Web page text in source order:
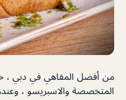
من أفضل المقاهي في دبي ،
المتخصصة والاسبريسو ،